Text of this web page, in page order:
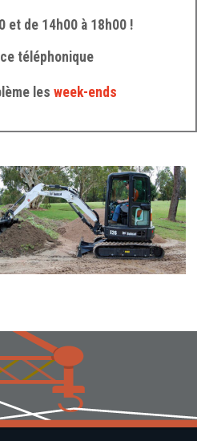
et de 14h00 à 18h00 !
téléphonique
les week-ends